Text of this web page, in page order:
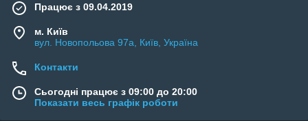
Працює з 09.04.2019
м. Київ
вул. Новопольова 97а, Київ, Україна
Контакти
Сьогодні працює з 09:00 до 20:00
Показати весь графік роботи